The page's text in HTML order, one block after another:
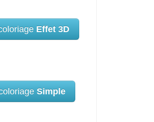
Effet 3D
Simple